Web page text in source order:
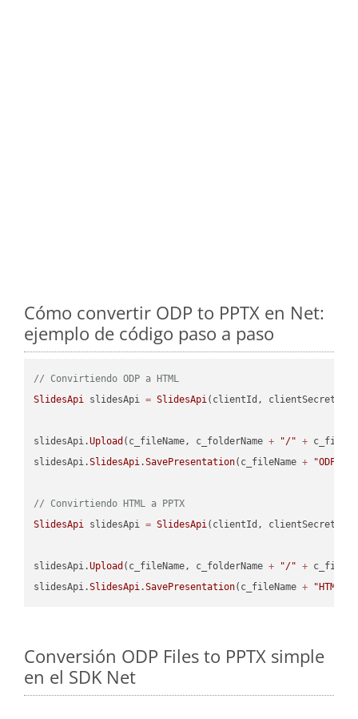
Cómo convertir ODP to PPTX en Net:
ejemplo de código paso a paso
// Convirtiendo ODP a HTML
SlidesApi slidesApi = SlidesApi(clientId, clientSecret);
slidesApi.Upload (c_fileName, c_folderName + "/" +
slidesApi.SlidesApi.SavePresentation(c_fileName + "ODP"
// Convirtiendo HTML a PPTX
SlidesApi slidesApi = SlidesApi(clientId, clientSecret);
slidesApi.Upload (c_fileName, c_folderName + "/" +
slidesApi.SlidesApi.SavePresentation(c_fileName + "HTML"
Conversión ODP Files to PPTX simple
en el SDK Net